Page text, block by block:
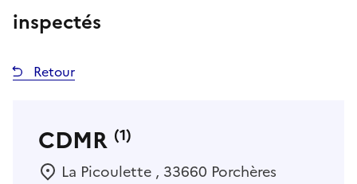
inspectés
Retour
CDMR (1)
La Picoulette , 33660 Porchères